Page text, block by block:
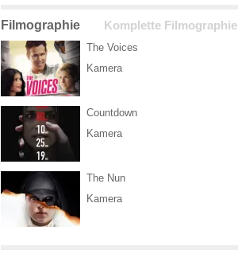
Filmographie Komplette Filmographie
The Voices
Kamera
Countdown
Kamera
The Nun
Kamera